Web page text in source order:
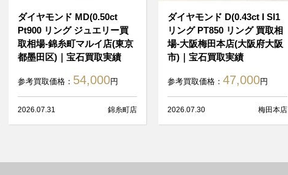
ダイヤモンド MD(0.50ct
Pt900 リング ジュエリー買
取相場-錦糸町マルイ店(東京
都墨田区)｜宝石買取実績
参考買取価格： 54,000円
2026.07.31 錦糸町店
ダイヤモンド D(0.43ct I SI1
リング PT850 リング 買取相
場-大阪梅田本店(大阪府大阪
市)｜宝石買取実績
参考買取価格：47,000円
2026.07.30 梅田本店